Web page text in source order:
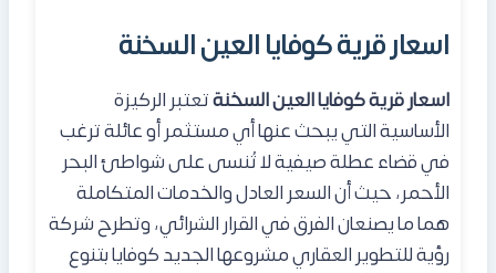
اسعار قرية كوفايا العين السخنة
اسعار قرية كوفايا العين السخنةتعتبر الركيزة
الأساسية التي يبحث عنها أي مستثمر أو عائلة ترغب
في قضاء عطلة صيفية لا تُنسى على شواطئ البحر
الأحمر، حيث أن السعر العادل والخدمات المتكاملة
هما ما يصنعان الفرق في القرار الشرائي، وتطرح شركة
رؤية للتطوير العقاري مشروعها الجديد كوفايا بتنوع